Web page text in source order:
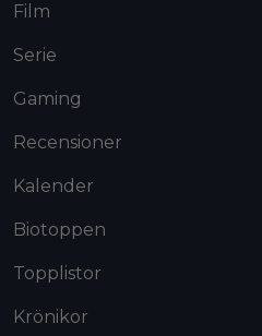
Film
Serie
Gaming
Recensioner
Kalender
Biotoppen
Topplistor
Krönikor